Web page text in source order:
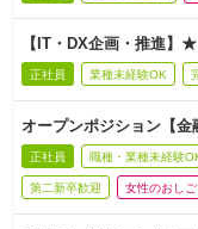
【IT・DX企画・推進】
正社員 業種未経験OK
オープンポジション【
正社員 職種・業種未経験
第二新卒歓迎 女性のおし